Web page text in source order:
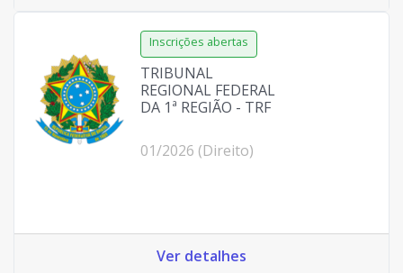
TRIBUNAL
REGIONAL FEDERAL
DA 1ª REGIÃO - TRF
01/2026 (Direito)
Ver detalhes